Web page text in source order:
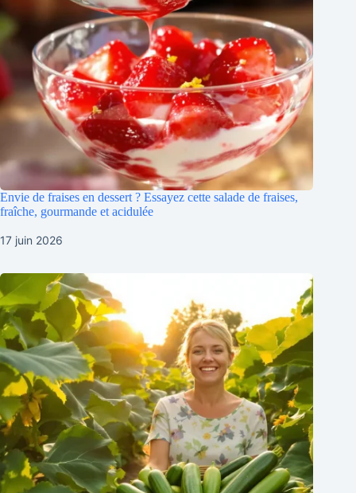
Envie de fraises en dessert ? Essayez cette salade de fraises,
fraîche, gourmande et acidulée
17 juin 2026